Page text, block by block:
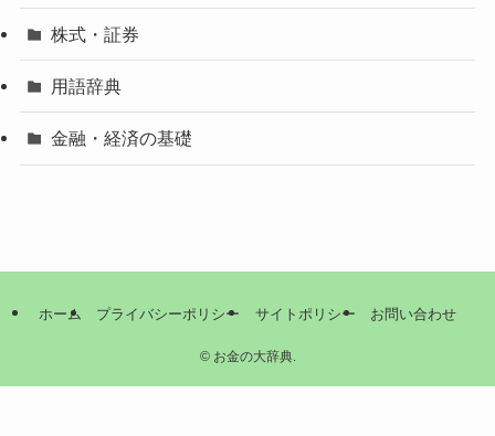
株式・証券
用語辞典
金融・経済の基礎
ホーム プライバシーポリシー サイトポリシー お問い合わせ
©お金の大辞典.